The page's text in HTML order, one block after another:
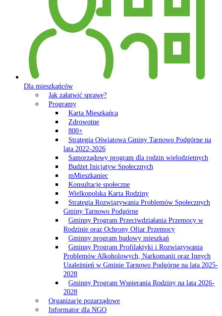
Dla mieszkańców
Jak załatwić sprawę?
Programy
Karta Mieszkańca
Zdrowotne
800+
Strategia Oświatowa Gminy Tarnowo Podgórne na
lata 2022-2026
Samorządowy program dla rodzin wielodzietnych
Budżet Inicjatyw Społecznych
mMieszkaniec
Konsultacje społeczne
Wielkopolska Karta Rodziny
Strategia Rozwiązywania Problemów Społecznych
Gminy Tarnowo Podgórne
Gminny Program Przeciwdziałania Przemocy w
Rodzinie oraz Ochrony Ofiar Przemocy
Gminny program budowy mieszkań
Gminny Program Profilaktyki i Rozwiązywania
Problemów Alkoholowych, Narkomanii oraz Innych
Uzależnień w Gminie Tarnowo Podgórne na lata 2025-
2028
Gminny Program Wspierania Rodziny na lata 2026-
2028
Organizacje pozarządowe
Informator dla NGO